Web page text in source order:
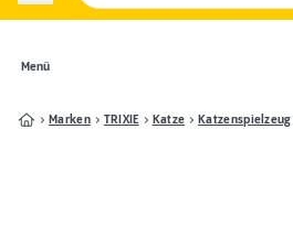
Menü
Marken TRIXIE Katze Katzenspielzeug